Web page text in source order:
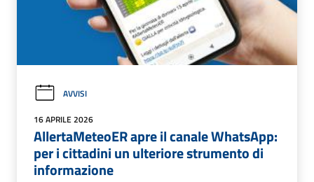
AVVISI
16 APRILE 2026
AllertaMeteoER apre il canale WhatsApp:
per i cittadini un ulteriore strumento di
informazione